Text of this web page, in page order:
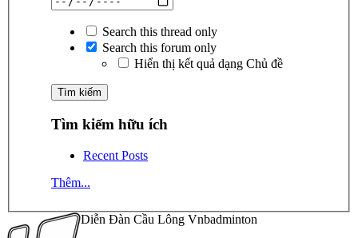
Search this thread only
Search this forum only
Hiển thị kết quả dạng Chủ đề
Tìm kiếm hữu ích
Recent Posts
Thêm...
Diễn Đàn Cầu Lông Vnbadminton